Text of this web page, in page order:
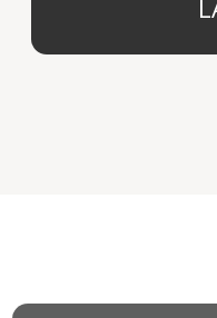
© 2024 Арида Хоум. Все права